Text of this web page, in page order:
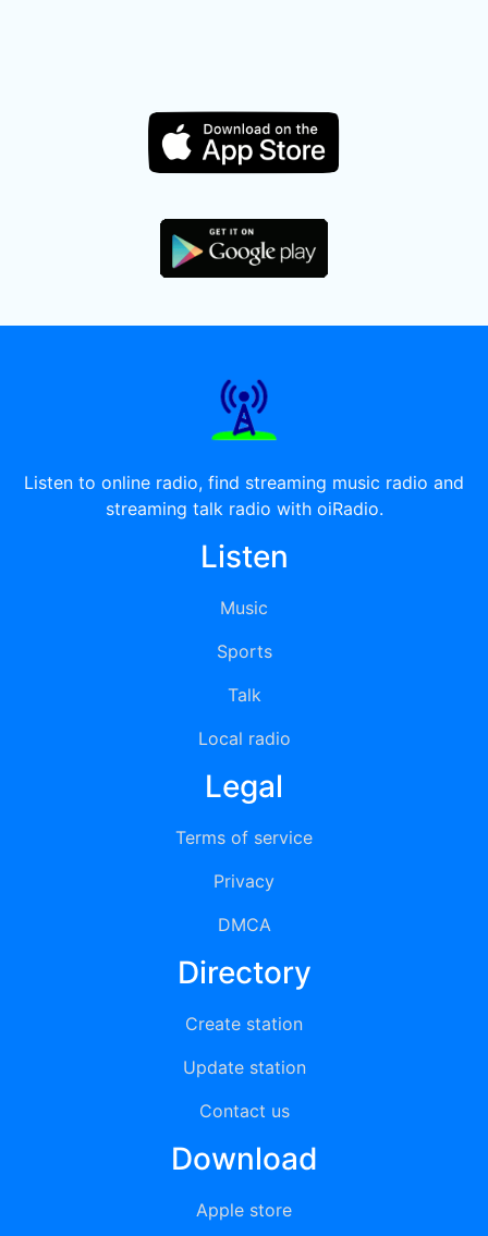
Listen to online radio, find streaming music radio and
streaming talk radio with oiRadio.
Listen
Music
Sports
Talk
Local radio
Legal
Terms of service
Privacy
DMCA
Directory
Create station
Update station
Contact us
Download
Apple store